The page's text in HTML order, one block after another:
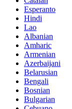
Esperanto
Hindi
Lao
Albanian
Amharic
Armenian
Azerbaijani
Belarusian
Bengali
Bosnian
Bulgarian